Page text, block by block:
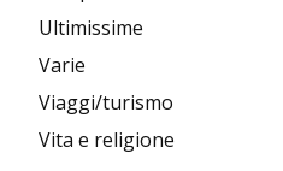
Ultimissime
Varie
Viaggi/turismo
Vita e religione